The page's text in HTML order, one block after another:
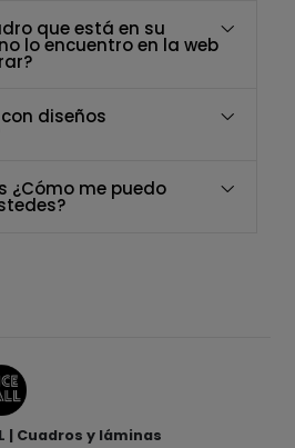
que está en su
lo encuentro en la web
diseños
¿Cómo me puedo
| Cuadros y láminas